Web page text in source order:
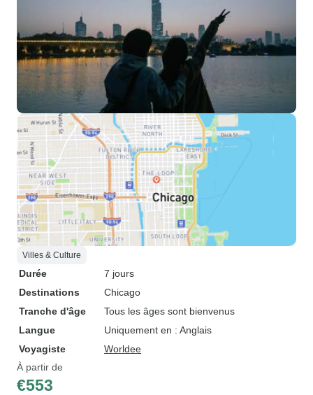
Villes & Culture
Durée
7 jours
Destinations
Chicago
Tranche d'âge
Tous les âges sont bienvenus
Langue
Uniquement en : Anglais
Voyagiste
Worldee
À partir de
€553